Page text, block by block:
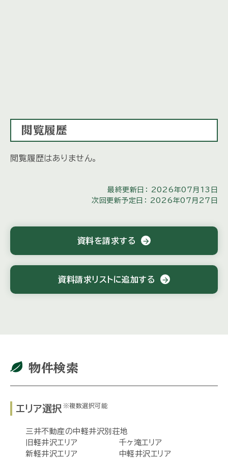
閲覧履歴
閲覧履歴はありません。
最終更新日： 2026年07月13日
次回更新予定日： 2026年07月27日
資料を請求する arrow_forward
資料請求リストに追加する arrow_forward
物件検索
エリア選択 ※複数選択可能
三井不動産の中軽井沢別荘地
旧軽井沢エリア
千ヶ滝エリア
新軽井沢エリア
中軽井沢エリア